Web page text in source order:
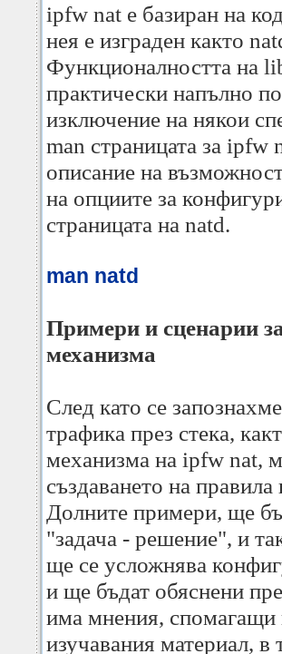
ipfw nat е базиран на
нея е изграден както
Функционалността на
практически напълно
изключение на някои
man страницата за ipfw
описание на
на опциите за
страницата на natd.
man natd
Примери и сценарии
механизма
След като се
трафика през стека,
механизма на ipfw nat,
създаването на
Долните примери, ще
"задача - решение", и
ще се усложнява
и ще бъдат обяснени
има мнения, спомагащи
изучавания материал,